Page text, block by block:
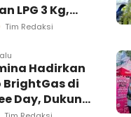
LPG 3 Kg,
Penyaluran di
Tim Redaksi
Hadirkan
BrightGas di
Day, Dukung